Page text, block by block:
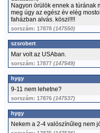
Nagyon örülök ennek a túrának
meg úgy az egész év elég
faházban alvás. köszi!!!!
sorszám: 17878 (147550)
szsrobert
Mar volt az USAban.
sorszám: 17877 (147549)
hygy
9-11 nem lehetne?
sorszám: 17876 (147537)
hygy
Nekem a 2-4 valószínűleg nem